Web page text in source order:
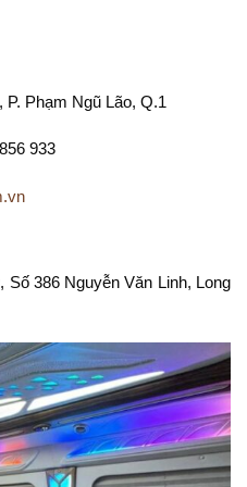
Phạm Ngũ Lão, Q.1
933
386 Nguyễn Văn Linh, Long